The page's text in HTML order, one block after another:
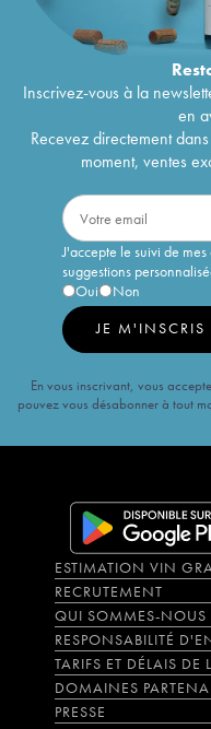
Inscrivez-vous à la
en
Recevez directement
moment, ventes
J'accepte le suivi de
suggestions
Oui
Non
JE M'INSCRIS
En vous inscrivant, vous
pouvez vous désabonner à tout
ESTIMATION VIN
RECRUTEMENT
QUI SOMMES-NOUS
RESPONSABILITÉ
TARIFS ET DÉLAIS DE
DOMAINES
PRESSE